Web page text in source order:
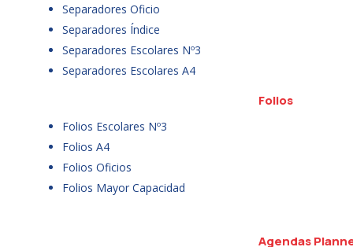
Separadores Oficio
Separadores Índice
Separadores Escolares Nº3
Separadores Escolares A4
Folios
Folios Escolares Nº3
Folios A4
Folios Oficios
Folios Mayor Capacidad
Agendas